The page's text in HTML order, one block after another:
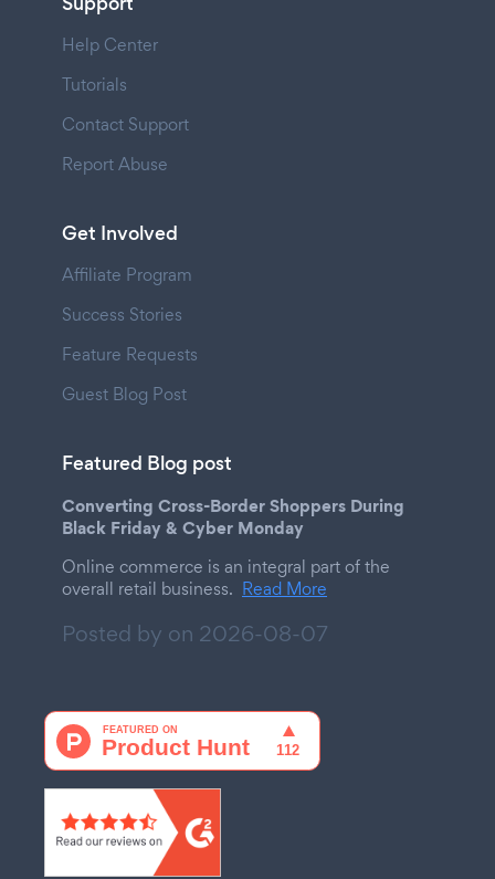
Help Center
Tutorials
Contact Support
Report Abuse
Get Involved
Affiliate Program
Success Stories
Feature Requests
Guest Blog Post
Featured Blog post
Converting Cross-Border Shoppers During
Black Friday & Cyber Monday
Online commerce is an integral part of the
overall retail business. Read More
Posted by on 2026-08-07